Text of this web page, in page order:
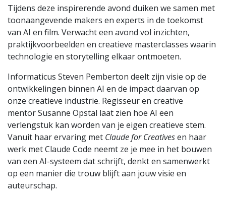
Tijdens deze inspirerende avond duiken we samen met
toonaangevende makers en experts in de toekomst
van AI en film. Verwacht een avond vol inzichten,
praktijkvoorbeelden en creatieve masterclasses waarin
technologie en storytelling elkaar ontmoeten.
Informaticus Steven Pemberton deelt zijn visie op de
ontwikkelingen binnen AI en de impact daarvan op
onze creatieve industrie. Regisseur en creative
mentor Susanne Opstal laat zien hoe AI een
verlengstuk kan worden van je eigen creatieve stem.
Vanuit haar ervaring met Claude for Creativesen haar
werk met Claude Code neemt ze je mee in het bouwen
van een AI-systeem dat schrijft, denkt en samenwerkt
op een manier die trouw blijft aan jouw visie en
auteurschap.